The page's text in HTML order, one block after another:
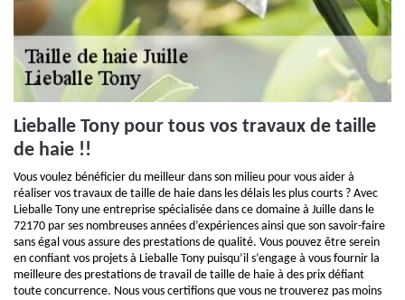
Lieballe Tony pour tous vos travaux de taille
de haie !!
Vous voulez bénéficier du meilleur dans son milieu pour vous aider à
réaliser vos travaux de taille de haie dans les délais les plus courts ? Avec
Lieballe Tony une entreprise spécialisée dans ce domaine à Juille dans le
72170 par ses nombreuses années d’expériences ainsi que son savoir-faire
sans égal vous assure des prestations de qualité. Vous pouvez être serein
en confiant vos projets à Lieballe Tony puisqu’il s’engage à vous fournir la
meilleure des prestations de travail de taille de haie à des prix défiant
toute concurrence. Nous vous certifions que vous ne trouverez pas moins